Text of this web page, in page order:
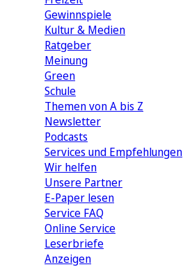
Gewinnspiele
Kultur & Medien
Ratgeber
Meinung
Green
Schule
Themen von A bis Z
Newsletter
Podcasts
Services und Empfehlungen
Wir helfen
Unsere Partner
E-Paper lesen
Service FAQ
Online Service
Leserbriefe
Anzeigen